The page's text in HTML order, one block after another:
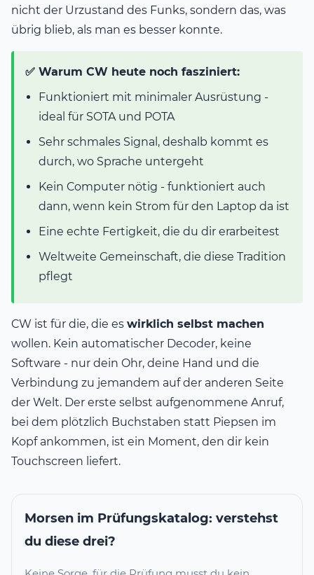
nicht der Urzustand des Funks, sondern das, was
übrig blieb, als man es besser konnte.
✅ Warum CW heute noch fasziniert:
Funktioniert mit minimaler Ausrüstung -
ideal für SOTA und POTA
Sehr schmales Signal, deshalb kommt es
durch, wo Sprache untergeht
Kein Computer nötig - funktioniert auch
dann, wenn kein Strom für den Laptop da ist
Eine echte Fertigkeit, die du dir erarbeitest
Weltweite Gemeinschaft, die diese Tradition
pflegt
CW ist für die, die es wirklich selbst machen
wollen. Kein automatischer Decoder, keine
Software - nur dein Ohr, deine Hand und die
Verbindung zu jemandem auf der anderen Seite
der Welt. Der erste selbst aufgenommene Anruf,
bei dem plötzlich Buchstaben statt Piepsen im
Kopf ankommen, ist ein Moment, den dir kein
Touchscreen liefert.
Morsen im Prüfungskatalog: verstehst
du diese drei?